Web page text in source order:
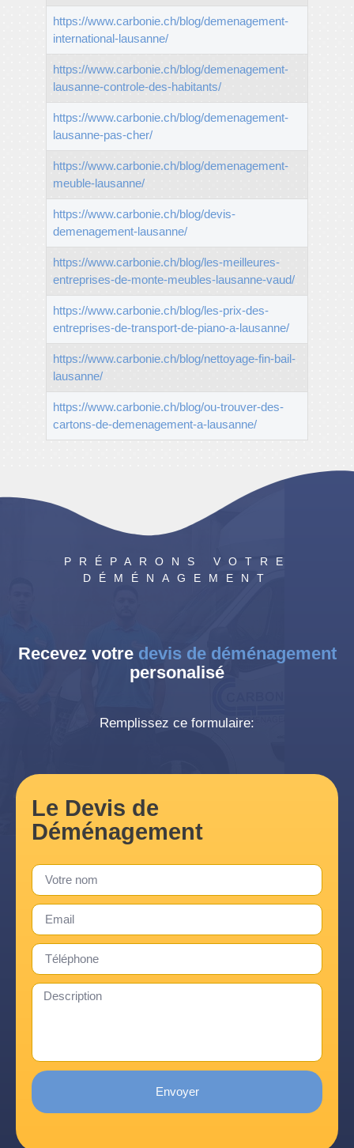
https://www.carbonie.ch/blog/demenagement-
international-lausanne/
https://www.carbonie.ch/blog/demenagement-
lausanne-controle-des-habitants/
https://www.carbonie.ch/blog/demenagement-
lausanne-pas-cher/
https://www.carbonie.ch/blog/demenagement-
meuble-lausanne/
https://www.carbonie.ch/blog/devis-
demenagement-lausanne/
https://www.carbonie.ch/blog/les-meilleures-
entreprises-de-monte-meubles-lausanne-vaud/
https://www.carbonie.ch/blog/les-prix-des-
entreprises-de-transport-de-piano-a-lausanne/
https://www.carbonie.ch/blog/nettoyage-fin-bail-
lausanne/
https://www.carbonie.ch/blog/ou-trouver-des-
cartons-de-demenagement-a-lausanne/
PRÉPARONS VOTRE
DÉMÉNAGEMENT
Recevez votre devis de déménagement
personalisé
Remplissez ce formulaire:
Le Devis de
Déménagement
Envoyer